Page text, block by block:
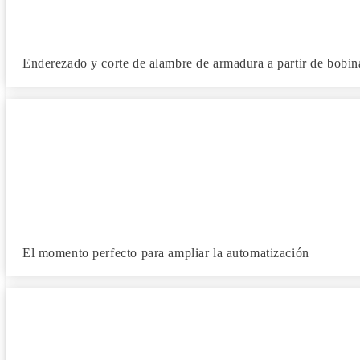
Enderezado y corte de alambre de armadura a partir de
El momento perfecto para ampliar la automatización